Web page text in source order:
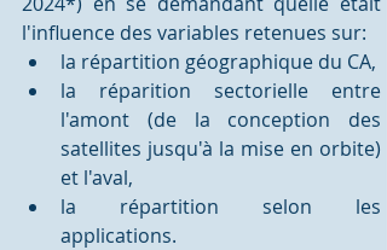
l'influence des variables retenues sur:
la répartition géographique du CA,
la réparition sectorielle entre
l'amont (de la conception des
satellites jusqu'à la mise en orbite)
et l'aval,
la répartition selon les
applications.